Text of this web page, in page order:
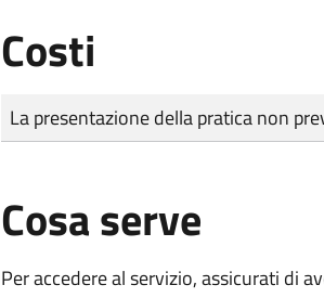
Costi
Tipo di pagamento
Importo
La presentazione della pratica non
Cosa serve
Per accedere al servizio, assicurati di